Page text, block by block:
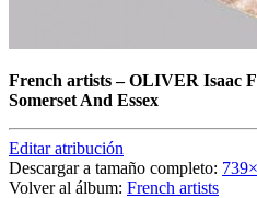
French artists–OLIVER Isaac
Somerset And Essex
Editar atribución
Descargar a tamaño completo:
Volver al álbum: French artists